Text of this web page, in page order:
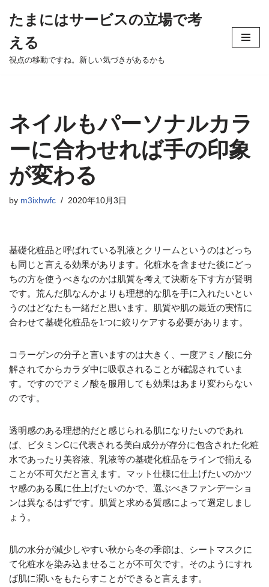
to
content
たまにはサービスの立場で考
える
視点の移動ですね。新しい気づきがあるかも
ネイルもパーソナルカラ
ーに合わせれば手の印象
が変わる
by m3ixhwfc 2020年10月3日
基礎化粧品と呼ばれている乳液とクリームというのはどっち
も同じと言える効果があります。化粧水を含ませた後にどっ
ちの方を使うべきなのかは肌質を考えて決断を下す方が賢明
です。荒んだ肌なんかよりも理想的な肌を手に入れたいとい
うのはどなたも一緒だと思います。肌質や肌の最近の実情に
合わせて基礎化粧品を1つに絞りケアする必要があります。
コラーゲンの分子と言いますのは大きく、一度アミノ酸に分
解されてからカラダ中に吸収されることが確認されていま
す。ですのでアミノ酸を服用しても効果はあまり変わらない
のです。
透明感のある理想的だと感じられる肌になりたいのであれ
ば、ビタミンCに代表される美白成分が存分に包含された化粧
水であったり美容液、乳液等の基礎化粧品をラインで揃える
ことが不可欠だと言えます。マット仕様に仕上げたいのかツ
ヤ感のある風に仕上げたいのかで、選ぶべきファンデーショ
ンは異なるはずです。肌質と求める質感によって選定しまし
ょう。
肌の水分が減少しやすい秋から冬の季節は、シートマスクに
て化粧水を染み込ませることが不可欠です。そのようにすれ
ば肌に潤いをもたらすことができると言えます。